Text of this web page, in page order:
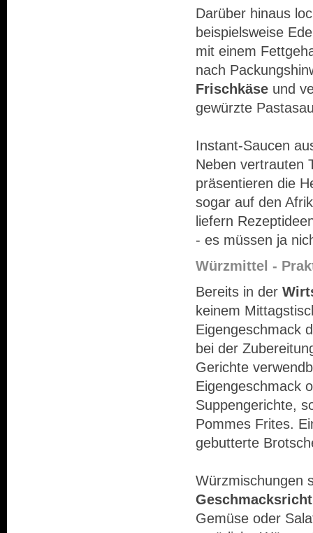
Darüber hinaus
beispielsweise
mit einem
nach
Frischkäse und
gewürzte
Instant-Saucen
Neben vertrauten
präsentieren die
sogar auf den
liefern
- es müssen ja
Würzmittel -
Bereits in der
keinem
Eigengeschmack
bei der
Gerichte
Eigengeschmack
Suppengerichte,
Pommes Frites.
gebutterte
Würzmischungen
Gemüse oder